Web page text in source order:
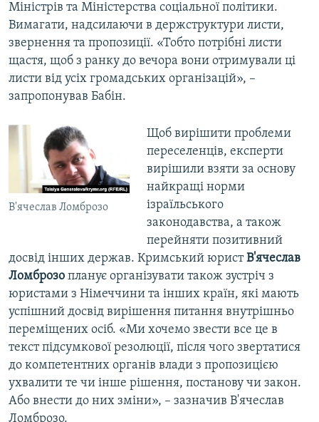
Міністрів та Міністерства соціальної політики.
Вимагати, надсилаючи в держструктури листи,
звернення та пропозиції. «Тобто потрібні листи
щастя, щоб з ранку до вечора вони отримували ці
листи від усіх громадських організацій», –
запропонував Бабін.
В'ячеслав Ломброзо
Щоб вирішити проблеми
переселенців, експерти
вирішили взяти за основу
найкращі норми
ізраїльського
законодавства, а також
перейняти позитивний
досвід інших держав. Кримський юристВ'ячеслав
Ломброзо планує організувати також зустріч з
юристами з Німеччини та інших країн, які мають
успішний досвід вирішення питання внутрішньо
переміщених осіб. «Ми хочемо звести все це в
текст підсумкової резолюції, після чого звертатися
до компетентних органів влади з пропозицією
ухвалити те чи інше рішення, постанову чи закон.
Або внести до них зміни», – зазначив В'ячеслав
Ломброзо.